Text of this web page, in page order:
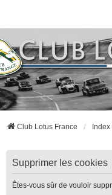
Club Lotus France
Supprimer les cookies
Êtes-vous sûr de vouloir